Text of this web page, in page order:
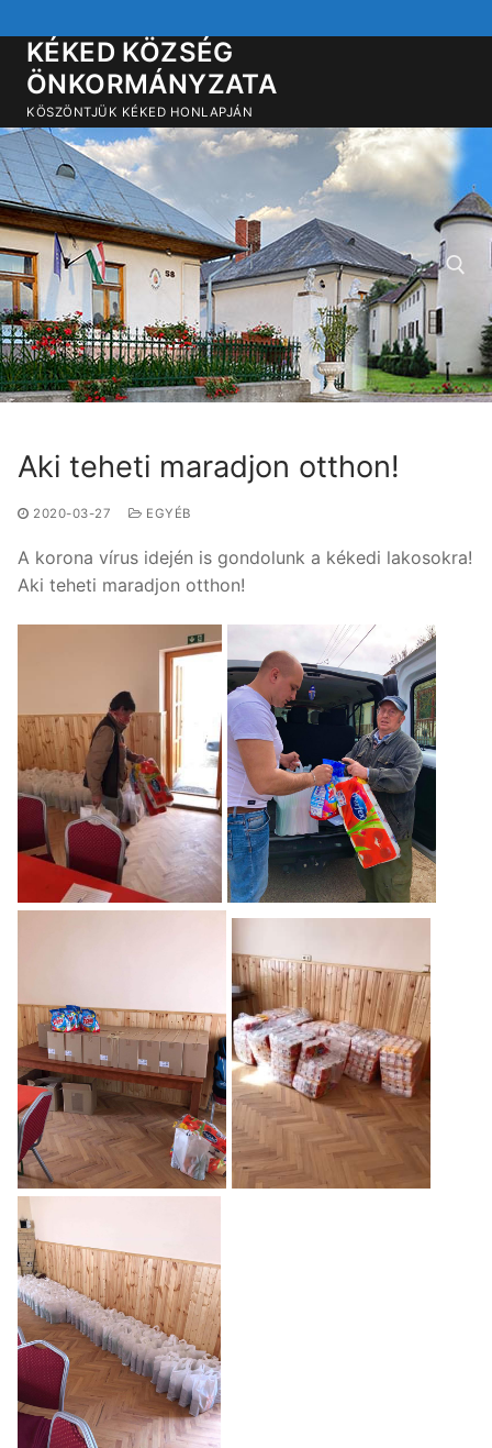
a
tartalomra
KÉKED KÖZSÉG
ÖNKORMÁNYZATA
KÖSZÖNTJÜK KÉKED HONLAPJÁN
Keresése:
Aki teheti maradjon otthon!
2020-03-27 EGYÉB
A korona vírus idején is gondolunk a kékedi lakosokra!
Aki teheti maradjon otthon!